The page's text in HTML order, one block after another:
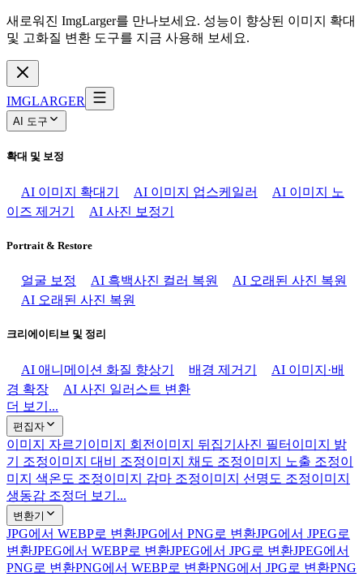
새로워진 ImgLarger를 만나보세요. 성능이 향상된 이미지 확대
및 고화질 변환 도구를 지금 사용해 보세요.
IMGLARGER
AI 도구
확대 및 보정
AI 이미지 확대기 AI 이미지 업스케일러
AI 이미지 노
이즈 제거기
AI 사진 보정기
Portrait & Restore
얼굴 보정 AI 흑백사진 컬러 복원
AI 오래된 사진 복원
AI 오래된 사진 복원
크리에이티브 및 정리
AI 애니메이션 화질 향상기 배경 제거기
AI 이미지·배
경 확장
AI 사진 일러스트 변환
더 보기...
편집자
이미지 자르기 이미지 회전 이미지 뒤집기 사진 필터 이미지 밝
기 조정이미지 대비 조정이미지 채도 조정이미지 노출 조정이
미지 색온도 조정이미지 감마 조정이미지 선명도 조정이미지
생동감 조정더 보기...
변환기
JPG에서 WEBP로 변환JPG에서 PNG로 변환JPG에서 JPEG로
변환JPEG에서 WEBP로 변환JPEG에서 JPG로 변환JPEG에서
PNG로 변환PNG에서 WEBP로 변환PNG에서 JPG로 변환PNG